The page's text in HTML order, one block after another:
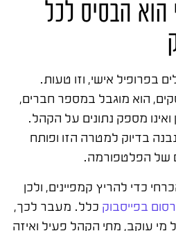
הבסיס לכל
בפרופיל אישי, וזו טעות.
הוא מוגבל במספר חברים,
מספק נתונים על הקהל.
בדיוק למטרה הזו ופותח
של הפלטפורמה.
כדי להריץ קמפיינים, ולכן
בפייסבוק כלל. מעבר לכך,
מי עוקב, מתי הקהל פעיל ואיזה